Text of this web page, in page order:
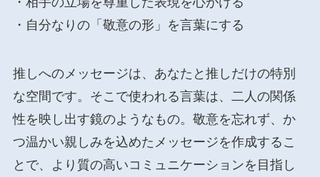
・自分なりの「敬意の形」を言葉にする
推しへのメッセージは、あなたと推しだけの特別
な空間です。そこで使われる言葉は、二人の関係
性を映し出す鏡のようなもの。敬意を忘れず、か
つ温かい親しみを込めたメッセージを作成するこ
とで、より質の高いコミュニケーションを目指し